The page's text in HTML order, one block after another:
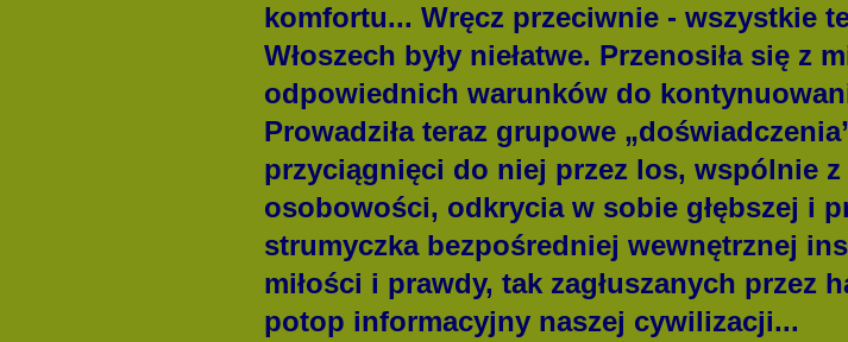
komfortu... Wręcz przeciwnie - wszystkie
Włoszech były niełatwe. Przenosiła się z
odpowiednich warunków do
Prowadziła teraz grupowe
przyciągnięci do niej przez los, wspólnie
osobowości, odkrycia w sobie głębszej i
strumyczka bezpośredniej wewnętrznej
miłości i prawdy, tak zagłuszanych przez
potop informacyjny naszej cywilizacji...